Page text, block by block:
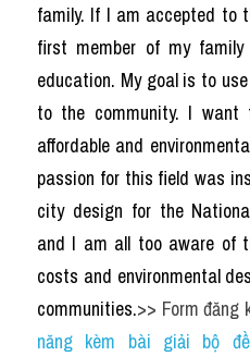
family. If I am accepted to
first member of my
education. My goal is to
to the community. I want
affordable and
passion for this field was
city design for the
and I am all too aware of
costs and environmental
communities.>> Form đăng
năng kèm bài giải bộ